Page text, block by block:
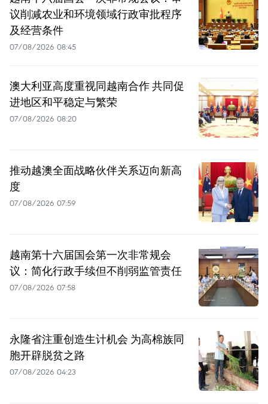
议削减农业和环境领域行政审批程序
及经营条件
07/08/2026 08:45
澳大利亚高度重视同越南合作 共同促
进地区和平稳定与繁荣
07/08/2026 08:20
推动越澳全面战略伙伴关系迈向新高
度
07/08/2026 07:59
越南第十六届国会第一次非常规会
议：简化行政手续但不削弱监管责任
07/08/2026 07:58
永隆省注重创造生计机会 为高棉族同
胞开辟脱贫之路
07/08/2026 04:23